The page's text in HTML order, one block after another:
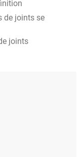
de joints se
joints